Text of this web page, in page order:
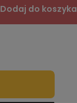
Dodaj do koszyka